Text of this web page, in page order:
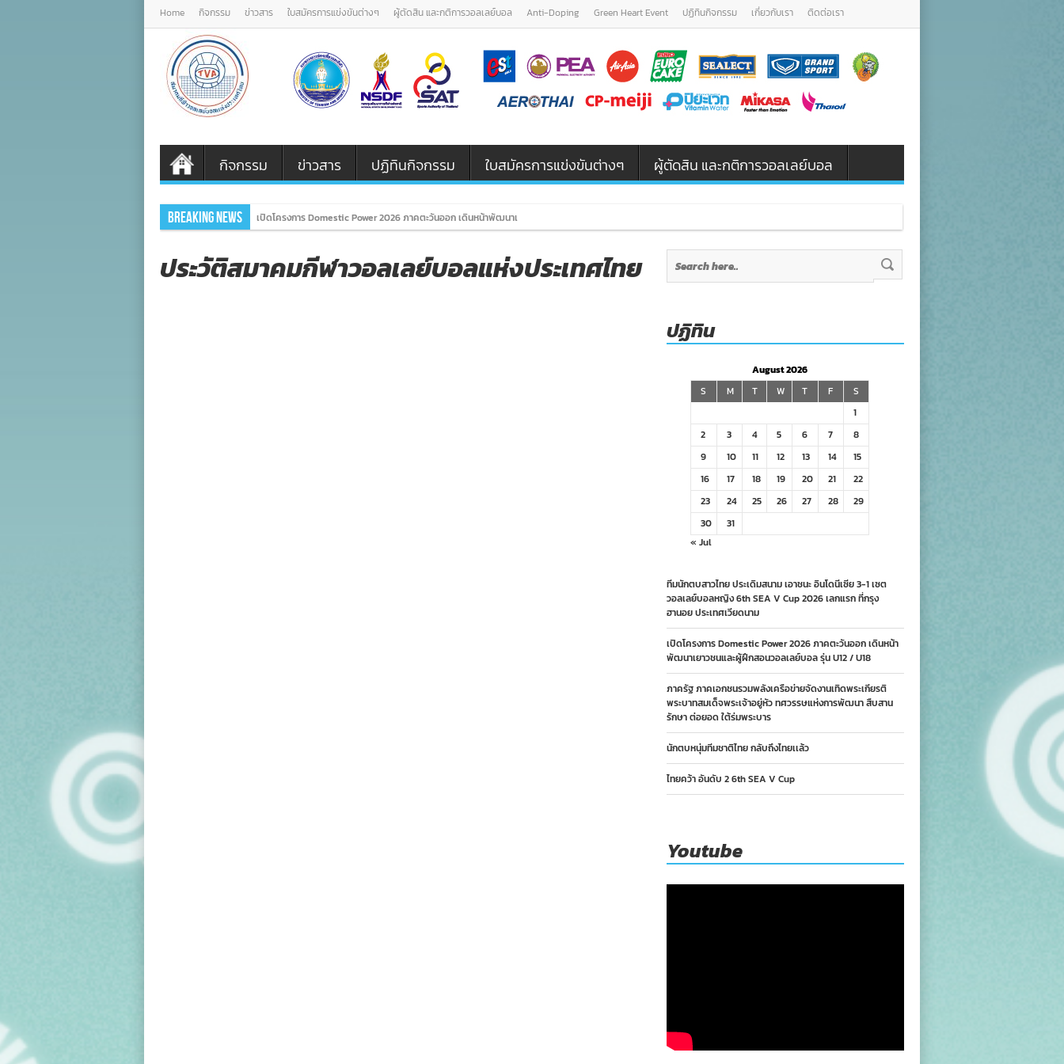
Home กิจกรรม ข่าวสาร ใบสมัครการแข่งขันต่างๆ ผู้ตัดสิน และกติการวอลเลย์บอล Anti-Doping Green Heart Event ปฏิทินกิจกรรม เกี่ยวกับเรา ติดต่อเรา
กิจกรรม ข่าวสาร ปฏิทินกิจกรรม ใบสมัครการแข่งขันต่างๆ ผู้ตัดสิน และกติการวอลเลย์บอล
Breaking News เปิดโครงการ Domestic Power 2026 ภาคตะวันออก เดินหน้าพัฒนาเยาวชนและผู้ฝึกสอนวอลเลย์บอล รุ่
ประวัติสมาคมกีฬาวอลเลย์บอลแห่งประเทศไทย
ปฏิทิน
August 2026
S
M T W T F
S
1
2
3 4 5 6 7
8
9
10 11 12 13 14
15
16
17 18 19 20 21
22
23
24 25 26 27 28
29
30
31
« Jul
ทีมนักตบสาวไทย ประเดิมสนาม เอาชนะ อินโดนีเซีย 3-1 เซต
วอลเลย์บอลหญิง 6th SEA V Cup 2026 เลกแรก ที่กรุง
ฮานอย ประเทศเวียดนาม
เปิดโครงการ Domestic Power 2026 ภาคตะวันออก เดินหน้า
พัฒนาเยาวชนและผู้ฝึกสอนวอลเลย์บอล รุ่น U12 / U18
ภาครัฐ ภาคเอกชนรวมพลังเครือข่ายจัดงานเทิดพระเกียรติ
พระบาทสมเด็จพระเจ้าอยู่หัว ทศวรรษแห่งการพัฒนา สืบสาน
รักษา ต่อยอด ใต้ร่มพระบาร
นักตบหนุ่มทีมชาติไทย กลับถึงไทยเเล้ว
ไทยคว้า อันดับ 2 6th SEA V Cup
Youtube